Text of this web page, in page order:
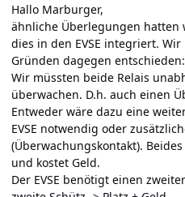
Hallo Marburger,
ähnliche Überlegungen hatten
dies in den EVSE integriert.
Gründen dagegen entschieden:
Wir müssten beide Relais
überwachen. D.h. auch einen
Entweder wäre dazu eine
EVSE notwendig oder
(Überwachungskontakt).
und kostet Geld.
Der EVSE benötigt einen